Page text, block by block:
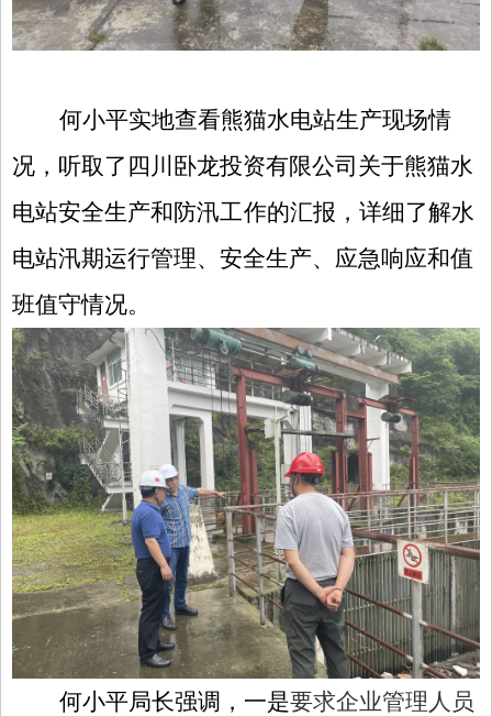
何小平实地查看熊猫水电站生产现场情
况，听取了四川卧龙投资有限公司关于熊猫水
电站安全生产和防汛工作的汇报，详细了解水
电站汛期运行管理、安全生产、应急响应和值
班值守情况。
何小平局长强调，一是要求企业管理人员